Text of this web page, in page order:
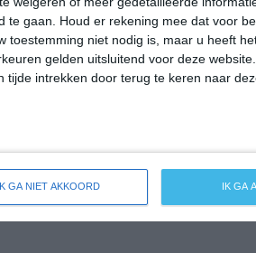
te gaan.
Houd er rekening mee dat voor
toestemming niet nodig is, maar u heeft
gelden uitsluitend voor deze
intrekken door terug te keren naar
GA NIET AKKOORD IK GA
00:00 06:00
W 2 W 2